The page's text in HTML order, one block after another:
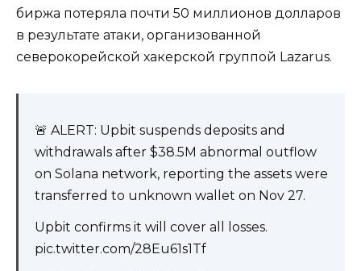
биржа потеряла почти 50 миллионов долларов
в результате атаки, организованной
северокорейской хакерской группой Lazarus.
🚨 ALERT: Upbit suspends deposits and
withdrawals after $38.5M abnormal outflow
on Solana network, reporting the assets were
transferred to unknown wallet on Nov 27.
Upbit confirms it will cover all losses.
pic.twitter.com/28Eu61s1Tf